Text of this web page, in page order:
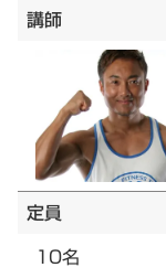
講師
定員
10名